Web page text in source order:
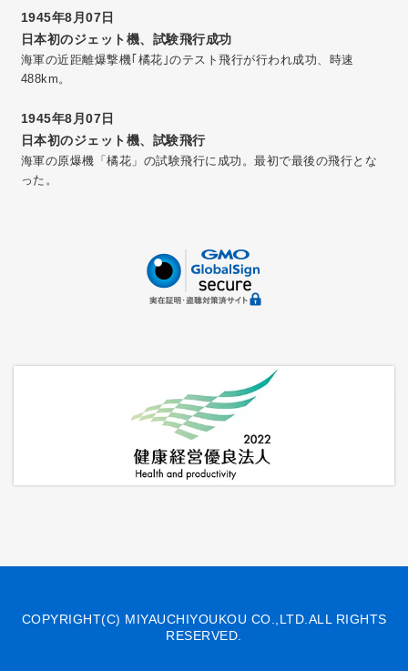
1945年8月07日
日本初のジェット機、試験飛行成功
海軍の近距離爆撃機｢橘花｣のテスト飛行が行われ成功、時速
488km。
1945年8月07日
日本初のジェット機、試験飛行
海軍の原爆機「橘花」の試験飛行に成功。最初で最後の飛行とな
った。
COPYRIGHT(C) MIYAUCHIYOUKOU CO.,LTD.ALL RIGHTS
RESERVED.